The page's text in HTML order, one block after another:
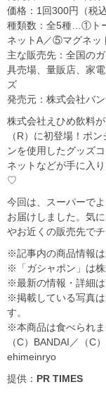
価格：1回300円（税込
種類数：全5種…①ト
ネットA／⑤マグネッ
主な販売先：全国の
具売場、量販店、家
ズ
発売元：株式会社バ
株式会社えひめ飲料
（R）に初登場！ポ
ンを使用したグッズ
ネットなどが手に入
♡
今回は、スーパーで
お届けしました。気
やお近くの販売先で
※記事内の商品情報は
※「ガシャポン」は株
※最新の情報・詳細は
※掲載している写真
す。
※本商品は食べられま
（C）BANDAI／（C
ehimeinryo
提供： PR TIMES